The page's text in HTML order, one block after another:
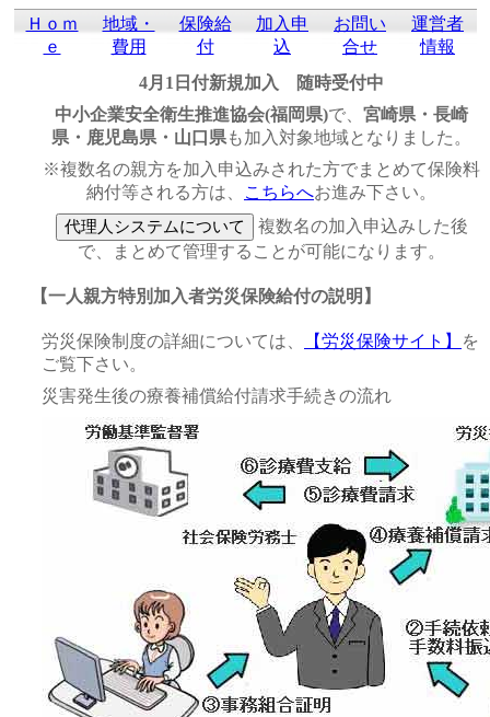
Ｈｏｍ
ｅ
地域・
費用
保険給
付
加入申
込
お問い
合せ
運営者
情報
4月1日付新規加入 随時受付中
中小企業安全衛生推進協会(福岡県)で、 宮崎県・長崎
県・鹿児島県・山口県も加入対象地域となりました。
※複数名の親方を加入申込みされた方でまとめて保険料
納付等される方は、
こちらへお進み下さい。
複数名の加入申込みした後
で、まとめて管理することが可能になります。
【一人親方特別加入者労災保険給付の説明】
労災保険制度の詳細については、 【労災保険サイト】
を
ご覧下さい。
災害発生後の療養補償給付請求手続きの流れ